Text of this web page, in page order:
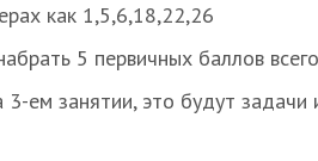
как 1,5,6,18,22,26
5 первичных баллов
ем занятии, это будут задачи